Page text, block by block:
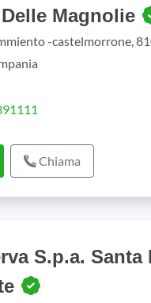
Magnolie
-castelmorrone,
Chiama
S.p.a. Santa